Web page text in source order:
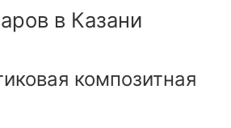
в Казани
композитная